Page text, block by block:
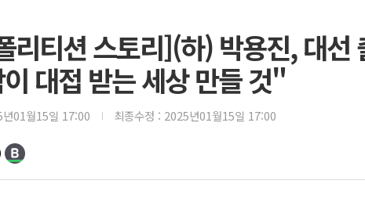
리티션 스토리](하) 박용진, 대선
대접 받는 세상 만들 것"
01월15일 17:00 최종수정 : 2025년01월15일 17:00